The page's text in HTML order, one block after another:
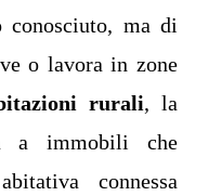
conosciuto, ma di
o lavora in zone
rurali, la
a immobili che
connessa